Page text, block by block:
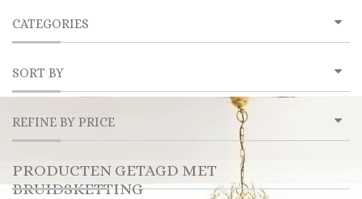
CATEGORIES
SORT BY
REFINE BY PRICE
PRODUCTEN GETAGD MET
BRUIDSKETTING